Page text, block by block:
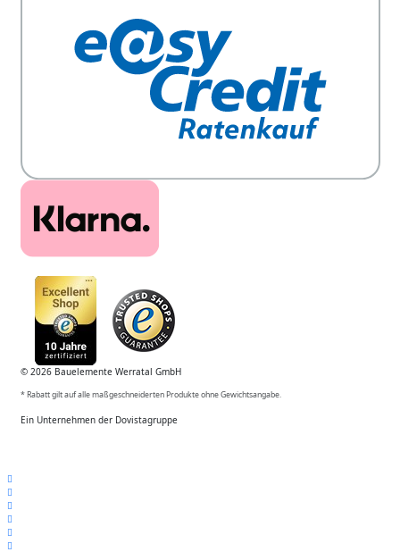
© 2026 Bauelemente Werratal GmbH
* Rabatt gilt auf alle maßgeschneiderten Produkte ohne Gewichtsangabe.
Ein Unternehmen der Dovistagruppe